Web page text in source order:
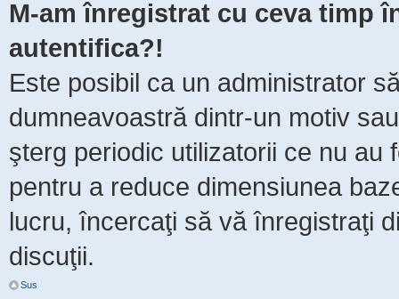
M-am înregistrat cu ceva timp
autentifica?!
Este posibil ca un administrator
dumneavoastră dintr-un motiv
şterg periodic utilizatorii ce nu au
pentru a reduce dimensiunea
lucru, încercaţi să vă înregistraţi
discuţii.
Sus